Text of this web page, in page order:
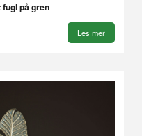
på gren
Les mer